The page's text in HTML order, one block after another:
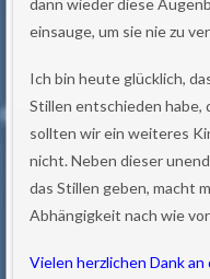
einsauge, um sie nie zu
Ich bin heute glücklich,
Stillen entschieden habe,
sollten wir ein weiteres
nicht. Neben dieser
das Stillen geben, macht
Abhängigkeit nach wie
Vielen herzlichen Dank